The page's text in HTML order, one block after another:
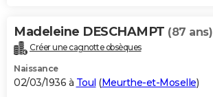
Carte de Noël
Carte Bonne année
Carte Saint-Valentin
Carte Pâques
Carte d'anniversaire
DICTIONNAIRE
Dictionnaire
Biographies
Citations
Expressions
Proverbes
PROGRAMME TV
Madeleine DESCHAMPT (87 ans)
Créer une cagnotte obsèques
Naissance
02/03/1936 à Toul (Meurthe-et-Moselle)